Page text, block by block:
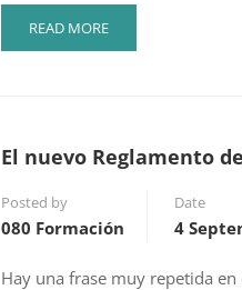
READ
MORE
LA
AL
CLIENTE
READ MORE
El nuevo Reglamento
Posted by
080 Formación
Date
4
Hay una frase muy repetida